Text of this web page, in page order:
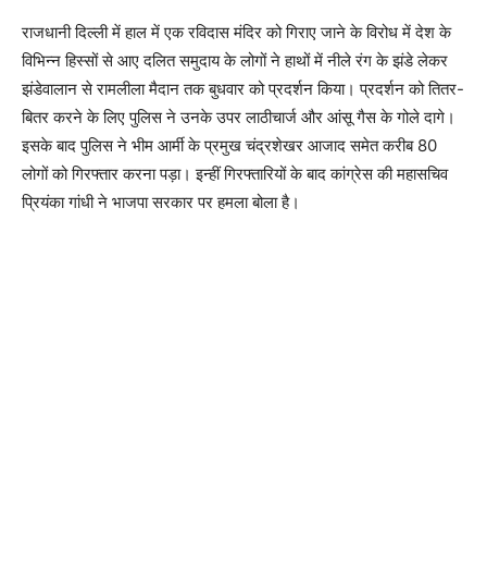
राजधानी दिल्ली में हाल में एक रविदास मंदिर को गिराए जाने के विरोध में देश के
विभिन्न हिस्सों से आए दलित समुदाय के लोगों ने हाथों में नीले रंग के झंडे लेकर
झंडेवालान से रामलीला मैदान तक बुधवार को प्रदर्शन किया। प्रदर्शन को तितर-
बितर करने के लिए पुलिस ने उनके उपर लाठीचार्ज और आंसू गैस के गोले दागे।
इसके बाद पुलिस ने भीम आर्मी के प्रमुख चंद्रशेखर आजाद समेत करीब 80
लोगों को गिरफ्तार करना पड़ा। इन्हीं गिरफ्तारियों के बाद कांग्रेस की महासचिव
प्रियंका गांधी ने भाजपा सरकार पर हमला बोला है।